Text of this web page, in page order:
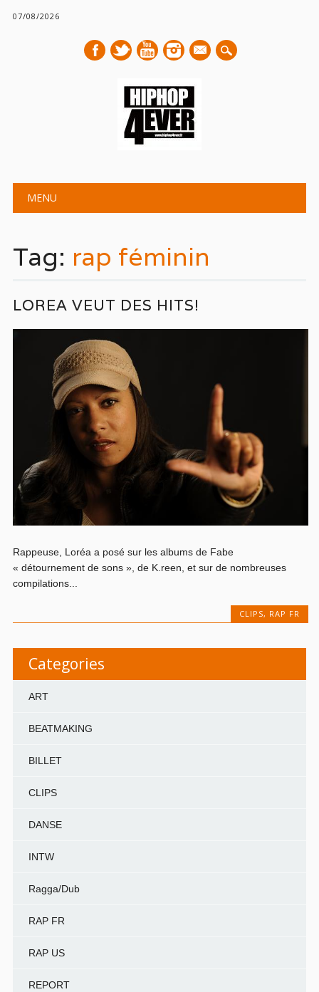
07/08/2026
mail
Main menu
MENU
Tag: rap féminin
LOREA VEUT DES HITS!
Rappeuse, Loréa a posé sur les albums de Fabe
« détournement de sons », de K.reen, et sur de nombreuses
compilations...
CLIPS, RAP FR
Categories
ART
BEATMAKING
BILLET
CLIPS
DANSE
INTW
Ragga/Dub
RAP FR
RAP US
REPORT